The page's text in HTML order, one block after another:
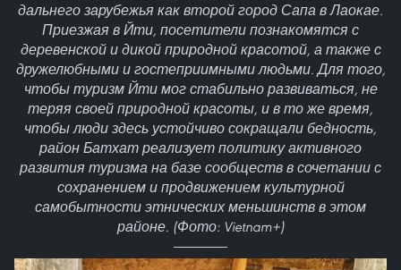
дальнего зарубежья как второй город Сапа в Лаокае.
Приезжая в Йти, посетители познакомятся с
деревенской и дикой природной красотой, а также с
дружелюбными и гостеприимными людьми. Для того,
чтобы туризм Йти мог стабильно развиваться, не
теряя своей природной красоты, и в то же время,
чтобы люди здесь устойчиво сокращали бедность,
район Батхат реализует политику активного
развития туризма на базе сообществ в сочетании с
сохранением и продвижением культурной
самобытности этнических меньшинств в этом
районе. (Фото: Vietnam+)